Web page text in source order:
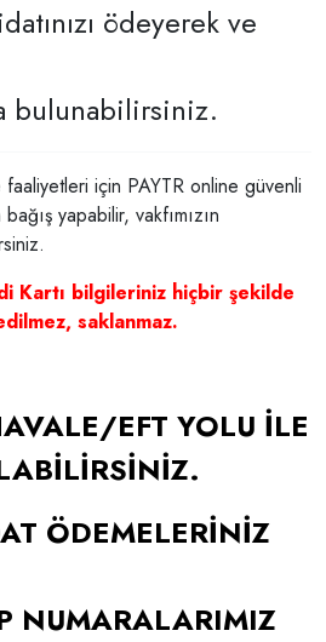
ödeyerek ve
bulunabilirsiniz.
için PAYTR online güvenli
yapabilir, vakfımızın
Kartı bilgileriniz hiçbir şekilde
saklanmaz.
EFT YOLU İLE
ÖDEMELERİNİZ
NUMARALARIMIZ